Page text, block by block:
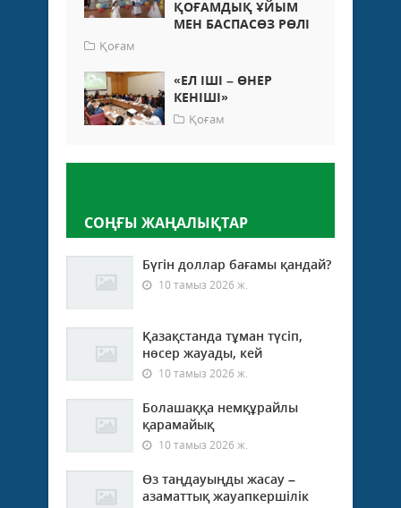
ҚОҒАМДЫҚ ҰЙЫМ
МЕН БАСПАСӨЗ РӨЛІ
Қоғам
«ЕЛ ІШІ – ӨНЕР
КЕНІШІ»
Қоғам
СОҢҒЫ ЖАҢАЛЫҚТАР
Бүгін доллар бағамы қандай?
10 тамыз 2026 ж.
Қазақстанда тұман түсіп,
нөсер жауады, кей
10 тамыз 2026 ж.
Болашаққа немқұрайлы
қарамайық
10 тамыз 2026 ж.
Өз таңдауыңды жасау –
азаматтық жауапкершілік